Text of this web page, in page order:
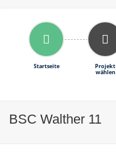
Startseite Projekt
wählen
BSC Walther 11